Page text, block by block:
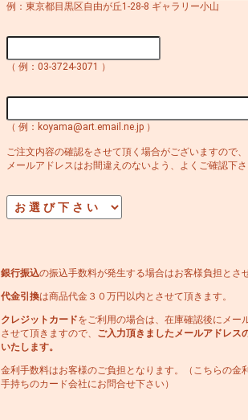
例：東京都目黒区自由が丘1-28-8 ギャラリー小山
（ 例：03-3724-3071 ）
（ 例：koyama@art.email.ne.jp ）
ご注文内容の確認をさせて頂く場合がございますので、
メールアドレスはお間違えのないよう、よくご確認下
銀行振込の振込手数料が発生する場合はお客様負担とさ
代金引換は商品代金３０万円以内とさせて頂きます。
クレジットカードをご利用の場合は、在庫確認後にメー
させて頂きますので、
ご入力頂きましたメールアドレス
いたします。
金利手数料はお客様のご負担となります。（こちらの金
手持ちのカード会社にお問合せ下さい）